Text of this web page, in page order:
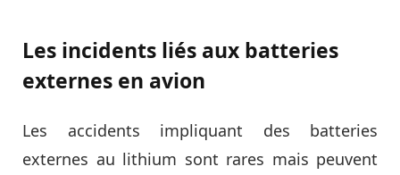
Les incidents liés aux batteries
externes en avion
Les accidents impliquant des batteries
externes au lithium sont rares mais peuvent